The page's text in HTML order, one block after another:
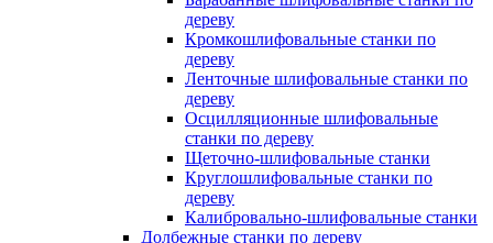
дереву
Кромкошлифовальные станки по
дереву
Ленточные шлифовальные станки по
дереву
Осцилляционные шлифовальные
станки по дереву
Щеточно-шлифовальные станки
Круглошлифовальные станки по
дереву
Калибровально-шлифовальные станки
Долбежные станки по дереву